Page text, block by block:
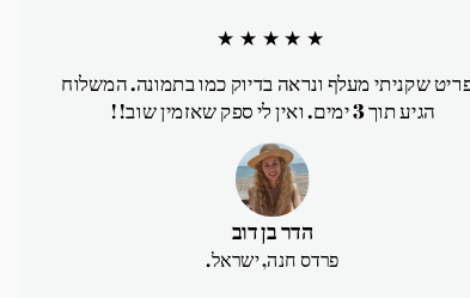
★★★★★
שקניתי מעלף ונראה בדיוק כמו בתמונה. המשלוח
הגיע תוך 3 ימים. ואין לי ספק שאזמין שוב!!
הדר בן דוב
פרדס חנה, ישראל.